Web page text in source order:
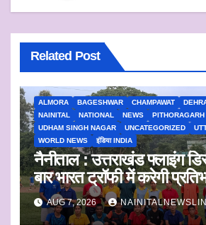
Related Post
ALMORA BAGESHWAR CHAMPAWAT
NAINITAL
NATIONAL NEWS PITHORAGARH
UDHAM SINGH NAGAR
UNCATEGORIZED
WORLD NEWS
इंडिया INDIA
नैनीताल : उत्तराखंड फ्लाइंग
बार भारत ट्रॉफी में करेगी
AUG 7, 2026